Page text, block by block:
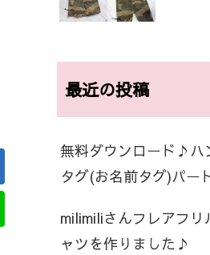
最近の投稿
無料ダウンロード♪ハ
タグ(お名前タグ)パー
milimiliさんフレアフ
ャツを作りました♪